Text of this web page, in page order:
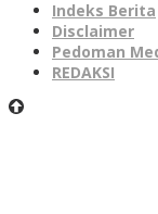
Indeks Berita
Disclaimer
Pedoman
REDAKSI